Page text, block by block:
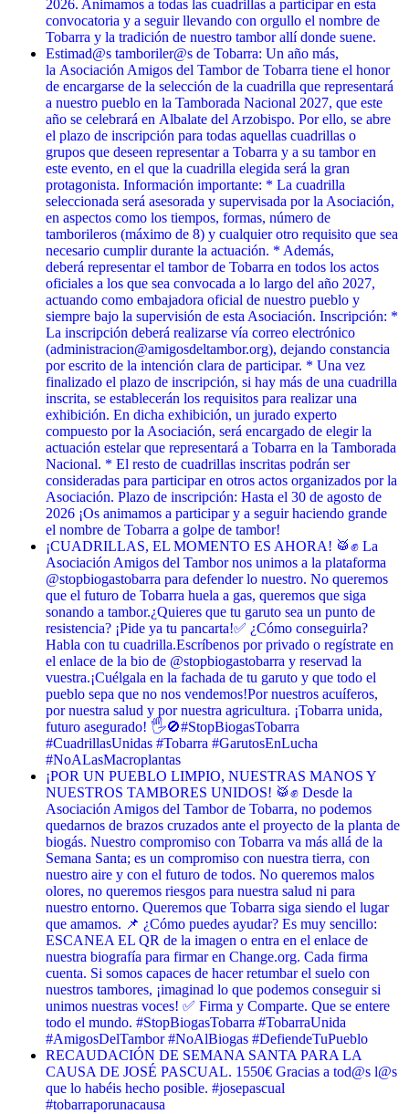
2026. Animamos a todas las cuadrillas a participar en esta
convocatoria y a seguir llevando con orgullo el nombre de
Tobarra y la tradición de nuestro tambor allí donde suene.
Estimad@s tamboriler@s de Tobarra: Un año más,
la Asociación Amigos del Tambor de Tobarra tiene el honor
de encargarse de la selección de la cuadrilla que representará
a nuestro pueblo en la Tamborada Nacional 2027, que este
año se celebrará en Albalate del Arzobispo. Por ello, se abre
el plazo de inscripción para todas aquellas cuadrillas o
grupos que deseen representar a Tobarra y a su tambor en
este evento, en el que la cuadrilla elegida será la gran
protagonista. Información importante: * La cuadrilla
seleccionada será asesorada y supervisada por la Asociación,
en aspectos como los tiempos, formas, número de
tamborileros (máximo de 8) y cualquier otro requisito que sea
necesario cumplir durante la actuación. * Además,
deberá representar el tambor de Tobarra en todos los actos
oficiales a los que sea convocada a lo largo del año 2027,
actuando como embajadora oficial de nuestro pueblo y
siempre bajo la supervisión de esta Asociación. Inscripción: *
La inscripción deberá realizarse vía correo electrónico
(administracion@amigosdeltambor.org), dejando constancia
por escrito de la intención clara de participar. * Una vez
finalizado el plazo de inscripción, si hay más de una cuadrilla
inscrita, se establecerán los requisitos para realizar una
exhibición. En dicha exhibición, un jurado experto
compuesto por la Asociación, será encargado de elegir la
actuación estelar que representará a Tobarra en la Tamborada
Nacional. * El resto de cuadrillas inscritas podrán ser
consideradas para participar en otros actos organizados por la
Asociación. Plazo de inscripción: Hasta el 30 de agosto de
2026 ¡Os animamos a participar y a seguir haciendo grande
el nombre de Tobarra a golpe de tambor!
¡CUADRILLAS, EL MOMENTO ES AHORA! 🥁✊ La
Asociación Amigos del Tambor nos unimos a la plataforma
@stopbiogastobarra para defender lo nuestro. No queremos
que el futuro de Tobarra huela a gas, queremos que siga
sonando a tambor. ​¿Quieres que tu garuto sea un punto de
resistencia? ¡Pide ya tu pancarta! ​✅ ¿Cómo conseguirla? ​
Habla con tu cuadrilla. ​Escríbenos por privado o regístrate en
el enlace de la bio de @stopbiogastobarra y reservad la
vuestra. ​¡Cuélgala en la fachada de tu garuto y que todo el
pueblo sepa que no nos vendemos! ​Por nuestros acuíferos,
por nuestra salud y por nuestra agricultura. ¡Tobarra unida,
futuro asegurado! 🖐️🚫 ​#StopBiogasTobarra
#CuadrillasUnidas #Tobarra #GarutosEnLucha
#NoALasMacroplantas
¡POR UN PUEBLO LIMPIO, NUESTRAS MANOS Y
NUESTROS TAMBORES UNIDOS! 🥁✊ Desde la
Asociación Amigos del Tambor de Tobarra, no podemos
quedarnos de brazos cruzados ante el proyecto de la planta de
biogás. Nuestro compromiso con Tobarra va más allá de la
Semana Santa; es un compromiso con nuestra tierra, con
nuestro aire y con el futuro de todos. No queremos malos
olores, no queremos riesgos para nuestra salud ni para
nuestro entorno. Queremos que Tobarra siga siendo el lugar
que amamos. 📌 ¿Cómo puedes ayudar? Es muy sencillo:
ESCANEA EL QR de la imagen o entra en el enlace de
nuestra biografía para firmar en Change.org. Cada firma
cuenta. Si somos capaces de hacer retumbar el suelo con
nuestros tambores, ¡imaginad lo que podemos conseguir si
unimos nuestras voces! ✅ Firma y Comparte. Que se entere
todo el mundo. #StopBiogasTobarra #TobarraUnida
#AmigosDelTambor #NoAlBiogas #DefiendeTuPueblo
RECAUDACIÓN DE SEMANA SANTA PARA LA
CAUSA DE JOSÉ PASCUAL. 1550€ Gracias a tod@s l@s
que lo habéis hecho posible. #josepascual
#tobarraporunacausa